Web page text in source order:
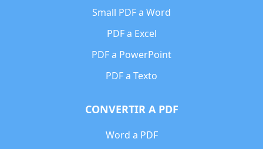
Small PDF a Word
PDF a Excel
PDF a PowerPoint
PDF a Texto
CONVERTIR A PDF
Word a PDF